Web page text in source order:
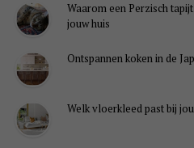
Waarom een Perzisch
jouw huis
Ontspannen koken in de
Welk vloerkleed past bij